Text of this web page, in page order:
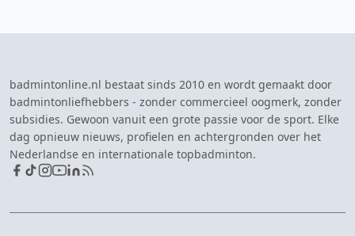
badmintonline.nl bestaat sinds 2010 en wordt gemaakt door
badmintonliefhebbers - zonder commercieel oogmerk, zonder
subsidies. Gewoon vanuit een grote passie voor de sport. Elke
dag opnieuw nieuws, profielen en achtergronden over het
Nederlandse en internationale topbadminton.